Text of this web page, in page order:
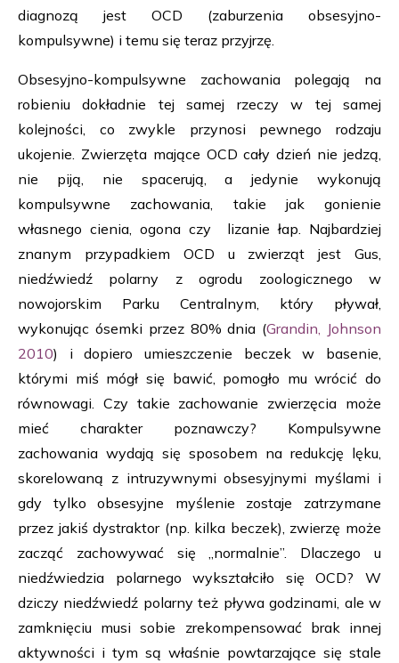
diagnozą jest OCD (zaburzenia obsesyjno-
kompulsywne) i temu się teraz przyjrzę.
Obsesyjno-kompulsywne zachowania polegają na
robieniu dokładnie tej samej rzeczy w tej samej
kolejności, co zwykle przynosi pewnego rodzaju
ukojenie. Zwierzęta mające OCD cały dzień nie jedzą,
nie piją, nie spacerują, a jedynie wykonują
kompulsywne zachowania, takie jak gonienie
własnego cienia, ogona czy lizanie łap. Najbardziej
znanym przypadkiem OCD u zwierząt jest Gus,
niedźwiedź polarny z ogrodu zoologicznego w
nowojorskim Parku Centralnym, który pływał,
wykonując ósemki przez 80% dnia (Grandin, Johnson
2010) i dopiero umieszczenie beczek w basenie,
którymi miś mógł się bawić, pomogło mu wrócić do
równowagi. Czy takie zachowanie zwierzęcia może
mieć charakter poznawczy? Kompulsywne
zachowania wydają się sposobem na redukcję lęku,
skorelowaną z intruzywnymi obsesyjnymi myślami i
gdy tylko obsesyjne myślenie zostaje zatrzymane
przez jakiś dystraktor (np. kilka beczek), zwierzę może
zacząć zachowywać się „normalnie”. Dlaczego u
niedźwiedzia polarnego wykształciło się OCD? W
dziczy niedźwiedź polarny też pływa godzinami, ale w
zamknięciu musi sobie zrekompensować brak innej
aktywności i tym są właśnie powtarzające się stale